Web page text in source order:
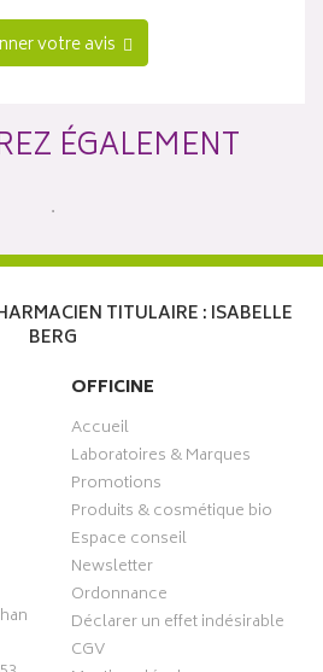
votre avis
ÉGALEMENT
TITULAIRE : ISABELLE
BERG
OFFICINE
Accueil
Laboratoires & Marques
Promotions
Produits & cosmétique bio
Espace conseil
Newsletter
Ordonnance
Déclarer un effet indésirable
CGV